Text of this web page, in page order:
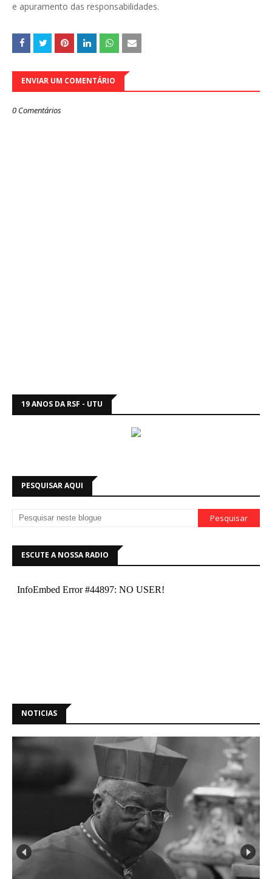
e apuramento das responsabilidades.
ENVIAR UM COMENTÁRIO
0 Comentários
19 ANOS DA RSF - UTU
PESQUISAR AQUI
ESCUTE A NOSSA RADIO
NOTICIAS